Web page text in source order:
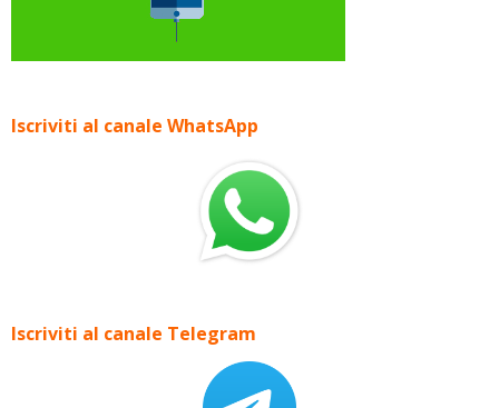
Iscriviti al canale WhatsApp
Iscriviti al canale Telegram